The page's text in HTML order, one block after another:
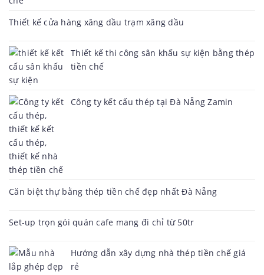
Thiết kế cửa hàng xăng dầu trạm xăng dầu
Thiết kế thi công sân khấu sự kiện bằng thép
tiền chế
Công ty kết cấu thép tại Đà Nẵng Zamin
Căn biệt thự bằng thép tiền chế đẹp nhất Đà Nẵng
Set-up trọn gói quán cafe mang đi chỉ từ 50tr
Hướng dẫn xây dựng nhà thép tiền chế giá
rẻ